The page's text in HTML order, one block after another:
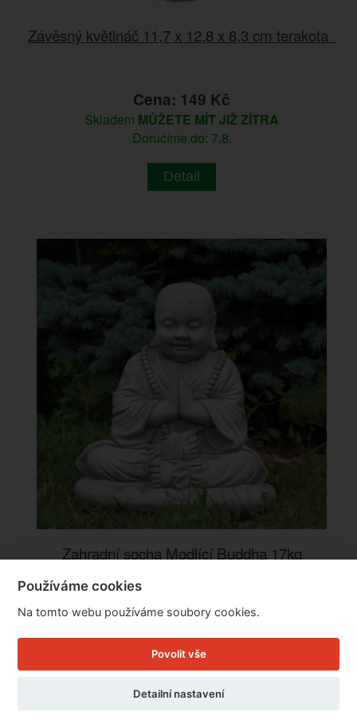
Závěsný květináč 11,7 x 12,8 x 8,3 cm terakota
Cena: 149 Kč
Skladem MŮŽETE MÍT JIŽ ZÍTRA
Doručíme do: 7.8.
Detail
Zahradní socha Modlící Buddha 17kg
Cena: 1.779 Kč
SklademMŮŽETE MÍT JIŽ ZÍTRA
Doručíme do: 7.8.
Detail
Používáme cookies
Na tomto webu používáme soubory cookies.
Povolit vše
Detailní nastavení